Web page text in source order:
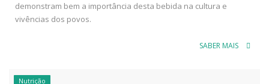
demonstram bem a importância desta bebida na cultura e
vivências dos povos.
SABER MAIS
Nutrição